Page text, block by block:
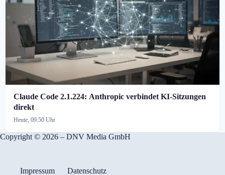
Claude Code 2.1.224: Anthropic verbindet KI-Sitzungen
direkt
Heute, 09:50 Uhr
Copyright © 2026 – DNV Media GmbH
Impressum Datenschutz